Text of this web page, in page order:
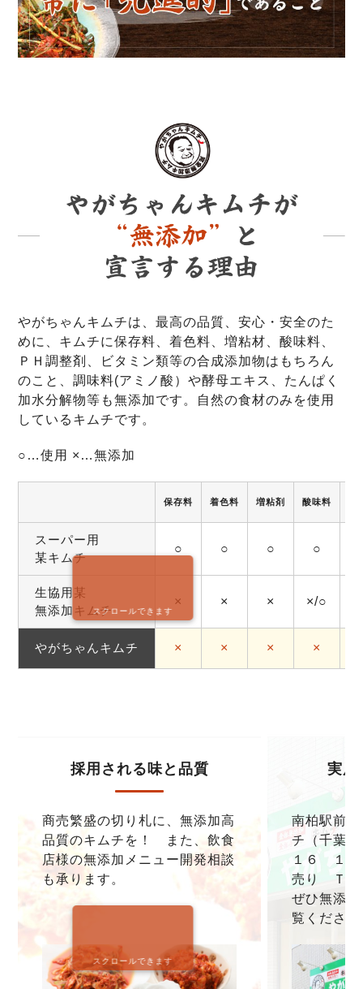
やがちゃんキムチは、最高の品質、安心・安全のた
めに、キムチに保存料、着色料、増粘材、酸味料、
ＰＨ調整剤、ビタミン類等の合成添加物はもちろん
のこと、調味料(アミノ酸）や酵母エキス、たんぱく
加水分解物等も無添加です。自然の食材のみを使用
しているキムチです。
○…使用 ×…無添加
保存料 着色料 増粘剤 酸味料
スーパー用
某キムチ
○ ○ ○ ○
生協用某
無添加キムチ
× × × ×/○
やがちゃんキムチ × × × ×
スクロールできます
採用される味と品質
商売繁盛の切り札に、無添加高
品質のキムチを！ また、飲食
店様の無添加メニュー開発相談
も承ります。
実店
南柏駅前
チ（千葉
１６ １F
売り ＴＥ
ぜひ無添
覧くださ
スクロールできます